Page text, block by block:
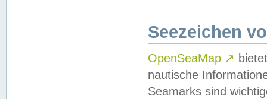
Seezeichen
OpenSeaMap ↗
nautische
Seamarks sind